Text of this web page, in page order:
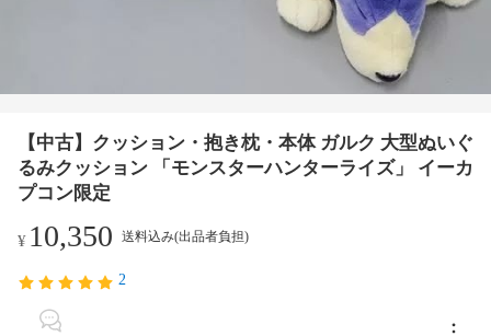
【中古】クッション・抱き枕・本体 ガルク 大型ぬいぐ
るみクッション 「モンスターハンターライズ」 イーカ
プコン限定
¥ 10,350 送料込み(出品者負担)
2